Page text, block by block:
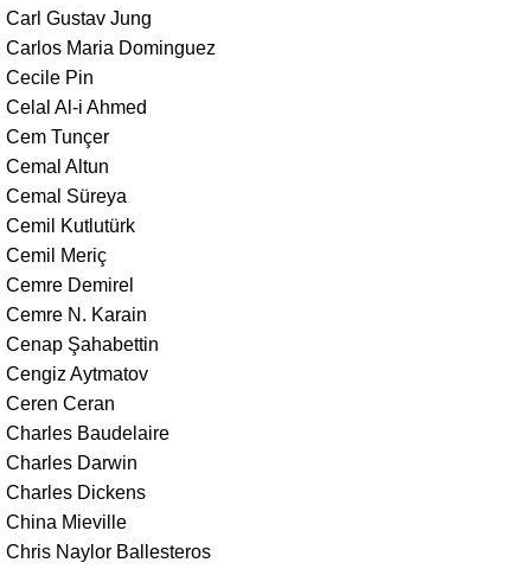
Carl Gustav Jung
Carlos Maria Dominguez
Cecile Pin
Celal Al-i Ahmed
Cem Tunçer
Cemal Altun
Cemal Süreya
Cemil Kutlutürk
Cemil Meriç
Cemre Demirel
Cemre N. Karain
Cenap Şahabettin
Cengiz Aytmatov
Ceren Ceran
Charles Baudelaire
Charles Darwin
Charles Dickens
China Mieville
Chris Naylor Ballesteros